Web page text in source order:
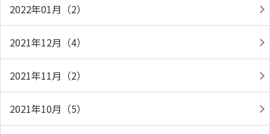
2022年01月（2）
2021年12月（4）
2021年11月（2）
2021年10月（5）